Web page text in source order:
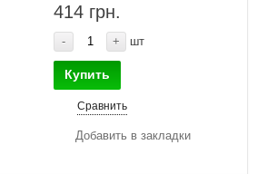
414 грн.
- + шт
Купить
Сравнить
Добавить в закладки